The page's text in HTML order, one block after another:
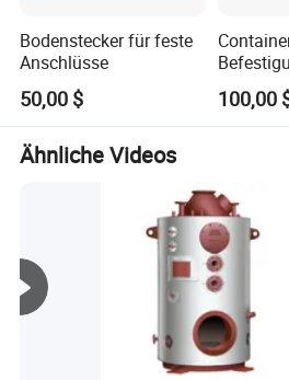
Bodenstecker für feste
Anschlüsse
50,00 $
Deck
100,00
Ähnliche Videos